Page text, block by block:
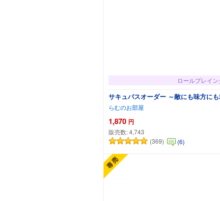
ロールプレイン
サキュバスオーダー ～敵にも味方に
らむのお部屋
1,870 円
販売数:4,743
(369)
(6)